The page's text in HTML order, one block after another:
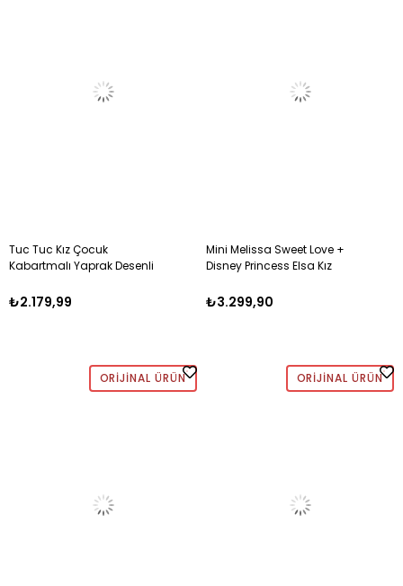
Tuc Tuc Kız Çocuk
Kabartmalı Yaprak Desenli
₺2.179,99
Mini Melissa Sweet Love +
Disney Princess Elsa Kız
₺3.299,90
ORIJINAL ÜRÜN ORIJINAL ÜRÜN